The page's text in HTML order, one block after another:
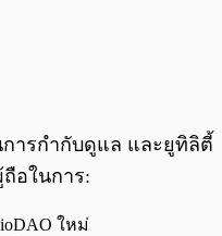
ารกำกับดูแล และยูทิลิตี้
อในการ:
ใหม่